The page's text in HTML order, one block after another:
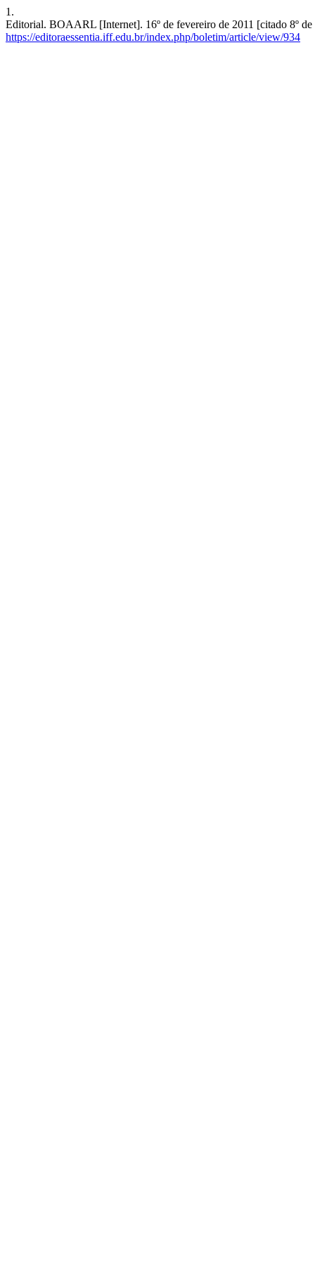
1.
Editorial. BOAARL [Internet]. 16º de fevereiro de 2011 [citado 8º
https://editoraessentia.iff.edu.br/index.php/boletim/article/view/934